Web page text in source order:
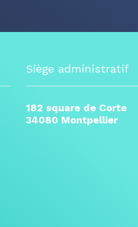
Siège administratif
182 square de Corte
34080 Montpellier